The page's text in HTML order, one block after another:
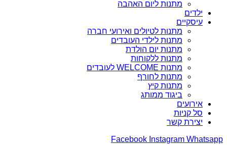
מתנות ליום האהבה
ילדים
עיסקיים
מתנות לטיולים ואירועי חברה
מתנות לילדי העובדים
מתנות יום הולדת
מתנות ללקוחות
מתנות WELCOME לעובדים
מתנות לחורף
מתנות קיץ
ביגוד ממותג
אירועים
סל קניות
יצירת קשר
Facebook Instagram Whatsapp